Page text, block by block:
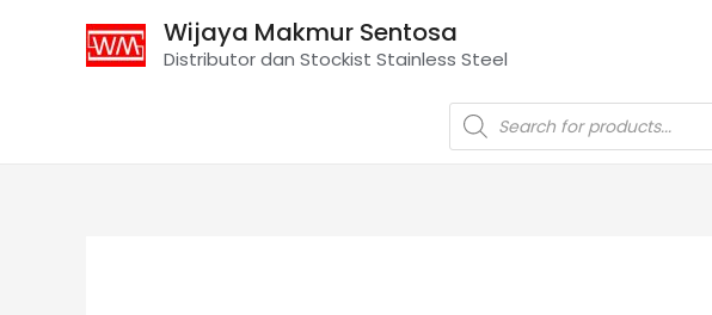
Wijaya Makmur Sentosa
Distributor dan Stockist Stainless Steel